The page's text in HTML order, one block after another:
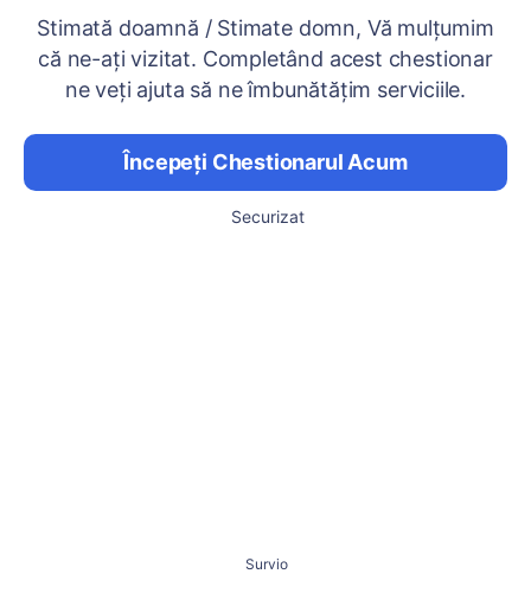
Stimată doamnă / Stimate domn, Vă mulțumim
că ne-ați vizitat. Completând acest chestionar
ne veți ajuta să ne îmbunătățim serviciile.
Începeți Chestionarul Acum
Securizat
Survio